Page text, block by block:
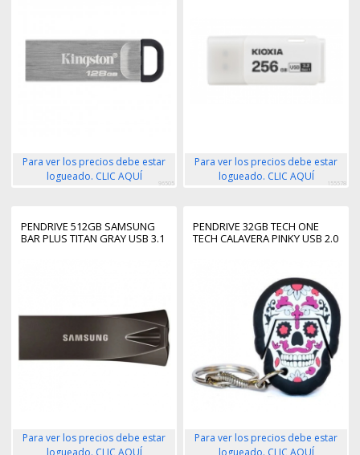
Para ver los precios debe estar
logueado. CLIC AQUÍ
96505
Para ver los precios debe estar
logueado. CLIC AQUÍ
155578
PENDRIVE 512GB SAMSUNG
BAR PLUS TITAN GRAY USB 3.1
Para ver los precios debe estar
logueado. CLIC AQUÍ
PENDRIVE 32GB TECH ONE
TECH CALAVERA PINKY USB 2.0
Para ver los precios debe estar
logueado. CLIC AQUÍ